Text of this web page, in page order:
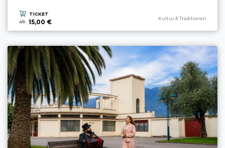
TICKET
ab
15,00 € Kultur & Traditionen